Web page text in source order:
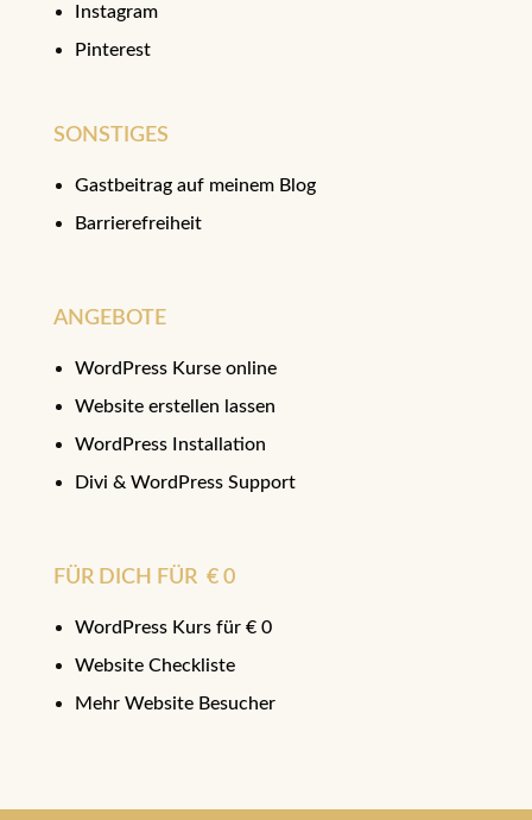
Instagram
Pinterest
SONSTIGES
Gastbeitrag auf meinem Blog
Barrierefreiheit
ANGEBOTE
WordPress Kurse online
Website erstellen lassen
WordPress Installation
Divi & WordPress Support
FÜR DICH FÜR € 0
WordPress Kurs für € 0
Website Checkliste
Mehr Website Besucher